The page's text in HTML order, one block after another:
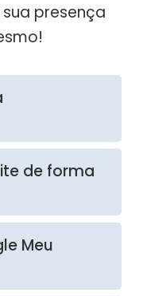
presença
de forma
Meu